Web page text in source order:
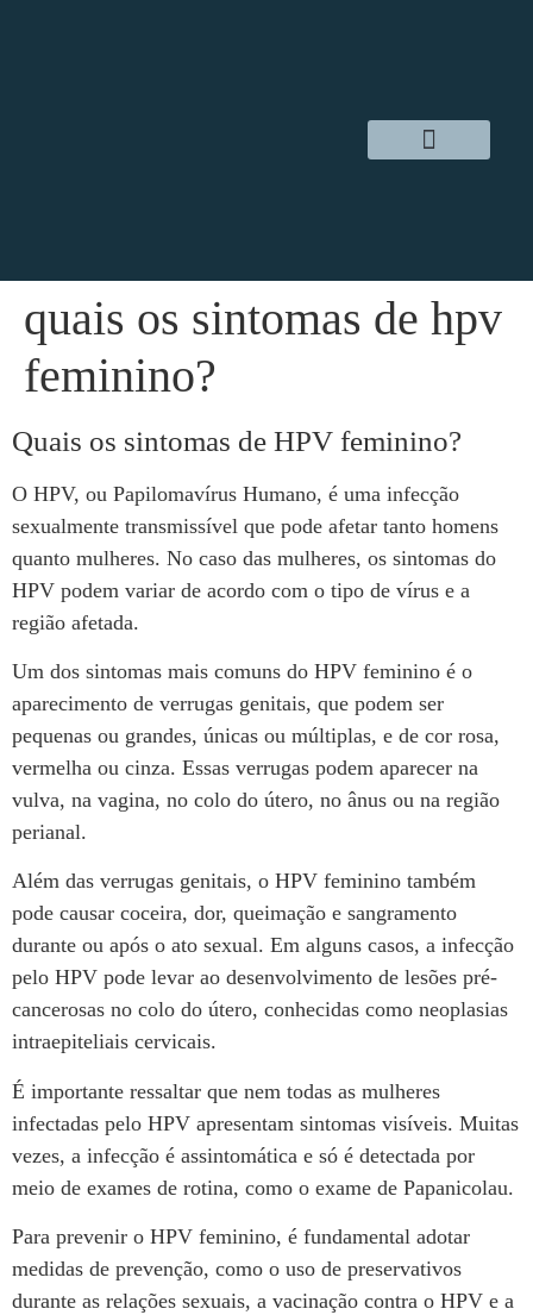
quais os sintomas de hpv
feminino?
Quais os sintomas de HPV feminino?
O HPV, ou Papilomavírus Humano, é uma infecção
sexualmente transmissível que pode afetar tanto homens
quanto mulheres. No caso das mulheres, os sintomas do
HPV podem variar de acordo com o tipo de vírus e a
região afetada.
Um dos sintomas mais comuns do HPV feminino é o
aparecimento de verrugas genitais, que podem ser
pequenas ou grandes, únicas ou múltiplas, e de cor rosa,
vermelha ou cinza. Essas verrugas podem aparecer na
vulva, na vagina, no colo do útero, no ânus ou na região
perianal.
Além das verrugas genitais, o HPV feminino também
pode causar coceira, dor, queimação e sangramento
durante ou após o ato sexual. Em alguns casos, a infecção
pelo HPV pode levar ao desenvolvimento de lesões pré-
cancerosas no colo do útero, conhecidas como neoplasias
intraepiteliais cervicais.
É importante ressaltar que nem todas as mulheres
infectadas pelo HPV apresentam sintomas visíveis. Muitas
vezes, a infecção é assintomática e só é detectada por
meio de exames de rotina, como o exame de Papanicolau.
Para prevenir o HPV feminino, é fundamental adotar
medidas de prevenção, como o uso de preservativos
durante as relações sexuais, a vacinação contra o HPV e a